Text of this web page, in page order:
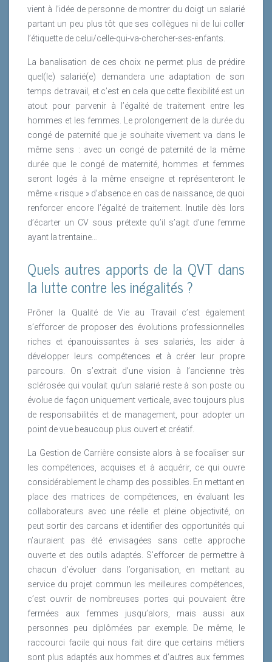
vient à l’idée de personne de montrer du doigt un salarié
partant un peu plus tôt que ses collègues ni de lui coller
l’étiquette de celui/celle-qui-va-chercher-ses-enfants.
La banalisation de ces choix ne permet plus de prédire
quel(le) salarié(e) demandera une adaptation de son
temps de travail, et c’est en cela que cette flexibilité est un
atout pour parvenir à l’égalité de traitement entre les
hommes et les femmes. Le prolongement de la durée du
congé de paternité que je souhaite vivement va dans le
même sens : avec un congé de paternité de la même
durée que le congé de maternité, hommes et femmes
seront logés à la même enseigne et représenteront le
même « risque » d’absence en cas de naissance, de quoi
renforcer encore l’égalité de traitement. Inutile dès lors
d’écarter un CV sous prétexte qu’il s’agit d’une femme
ayant la trentaine…
Quels autres apports de la QVT dans
la lutte contre les inégalités ?
Prôner la Qualité de Vie au Travail c’est également
s’efforcer de proposer des évolutions professionnelles
riches et épanouissantes à ses salariés, les aider à
développer leurs compétences et à créer leur propre
parcours. On s’extrait d’une vision à l’ancienne très
sclérosée qui voulait qu’un salarié reste à son poste ou
évolue de façon uniquement verticale, avec toujours plus
de responsabilités et de management, pour adopter un
point de vue beaucoup plus ouvert et créatif.
La Gestion de Carrière consiste alors à se focaliser sur
les compétences, acquises et à acquérir, ce qui ouvre
considérablement le champ des possibles. En mettant en
place des matrices de compétences, en évaluant les
collaborateurs avec une réelle et pleine objectivité, on
peut sortir des carcans et identifier des opportunités qui
n’auraient pas été envisagées sans cette approche
ouverte et des outils adaptés. S’efforcer de permettre à
chacun d’évoluer dans l’organisation, en mettant au
service du projet commun les meilleures compétences,
c’est ouvrir de nombreuses portes qui pouvaient être
fermées aux femmes jusqu’alors, mais aussi aux
personnes peu diplômées par exemple. De même, le
raccourci facile qui nous fait dire que certains métiers
sont plus adaptés aux hommes et d’autres aux femmes